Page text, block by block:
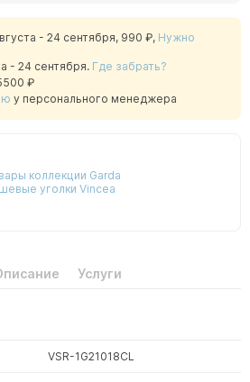
- 24 сентября, 990 ₽, Нужно
- 24 сентября. Где забрать?
₽
у персонального менеджера
коллекции Garda
уголки Vincea
Услуги
VSR-1G21018CL